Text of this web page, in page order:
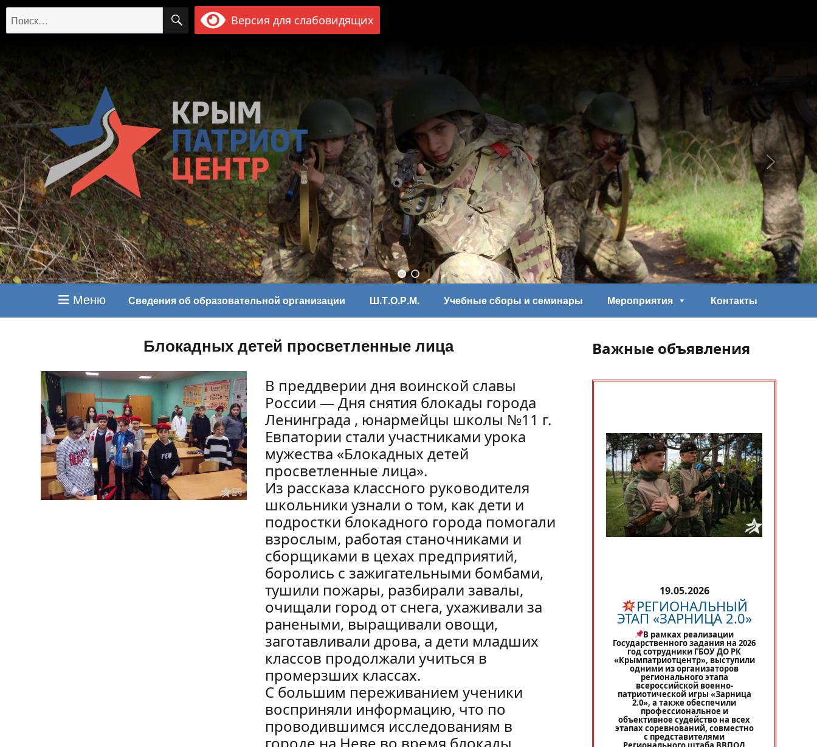
Искать: ПОИСК
Версия для слабовидящих
Меню Сведения об образовательной организации Ш.Т.О.Р.М. Учебные сборы и семинары Мероприятия Контакты
Блокадных детей просветленные лица
В преддверии дня воинской славы
России — Дня снятия блокады города
Ленинграда , юнармейцы школы №11 г.
Евпатории стали участниками урока
мужества «Блокадных детей
просветленные лица».
Из рассказа классного руководителя
школьники узнали о том, как дети и
подростки блокадного города помогали
взрослым, работая станочниками и
сборщиками в цехах предприятий,
боролись с зажигательными бомбами,
тушили пожары, разбирали завалы,
очищали город от снега, ухаживали за
ранеными, выращивали овощи,
заготавливали дрова, а дети младших
классов продолжали учиться в
промерзших классах.
С большим переживанием ученики
восприняли информацию, что по
проводившимся исследованиям в
Важные объявления
19.05.2026
РЕГИОНАЛЬНЫЙ
ЭТАП «ЗАРНИЦА 2.0»
В рамках реализации
Государственного задания на 2026
год сотрудники ГБОУ ДО РК
«Крымпатриотцентр», выступили
одними из организаторов
регионального этапа
всероссийской военно-
патриотической игры «Зарница
2.0», а также обеспечили
профессиональное и
объективное судейство на всех
этапах соревнований, совместно
с представителями